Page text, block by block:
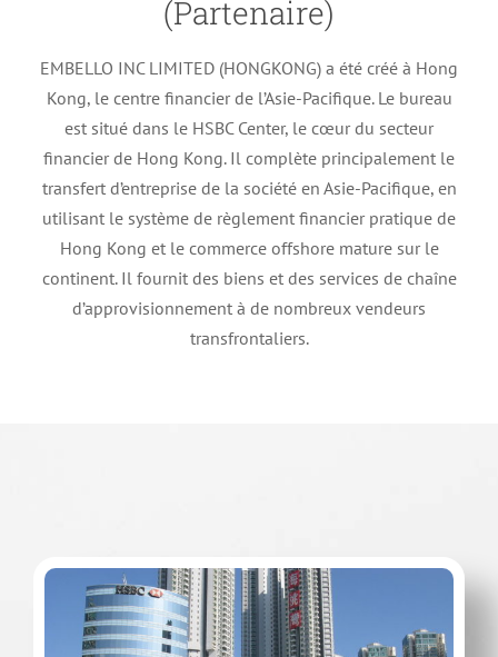
(Partenaire)
EMBELLO INC LIMITED (HONGKONG) a été créé à Hong
Kong, le centre financier de l’Asie-Pacifique. Le bureau
est situé dans le HSBC Center, le cœur du secteur
financier de Hong Kong. Il complète principalement le
transfert d’entreprise de la société en Asie-Pacifique, en
utilisant le système de règlement financier pratique de
Hong Kong et le commerce offshore mature sur le
continent. Il fournit des biens et des services de chaîne
d’approvisionnement à de nombreux vendeurs
transfrontaliers.